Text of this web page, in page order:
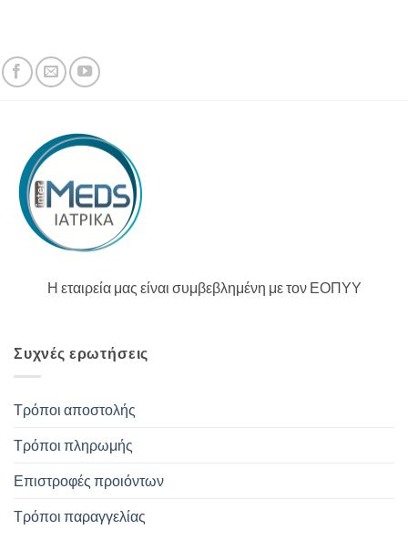
Η εταιρεία μας είναι συμβεβλημένη με τον ΕΟΠΥΥ
Συχνές ερωτήσεις
Τρόποι αποστολής
Τρόποι πληρωμής
Επιστροφές προιόντων
Τρόποι παραγγελίας